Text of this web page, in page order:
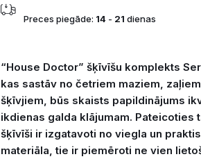
Preces piegāde: 14- 21 dienas
“House Doctor” šķīvīšu komplekts
kas sastāv no četriem maziem, zaļiem
šķīvjiem, būs skaists papildinājums
ikdienas galda klājumam. Pateicoties
šķīvīši ir izgatavoti no viegla un
materiāla, tie ir piemēroti ne vien